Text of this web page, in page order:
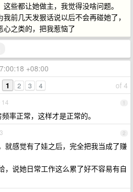
些都让她做主，我觉得没啥问题。
前几天发狠话说以后不会再碰她了，
之类的，把我惹恼了
+08:00
of 4
1 2 3 4
1
14
率正常，这样才是正常的。
2
就感觉有了娃之后，完全把我当成了赚
，说她日常工作这么累了好不容易有自